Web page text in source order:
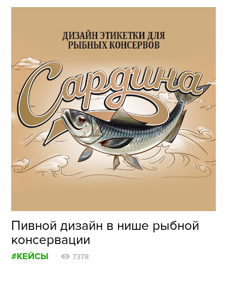
Пивной дизайн в нише рыбной
консервации
#КЕЙСЫ 7378